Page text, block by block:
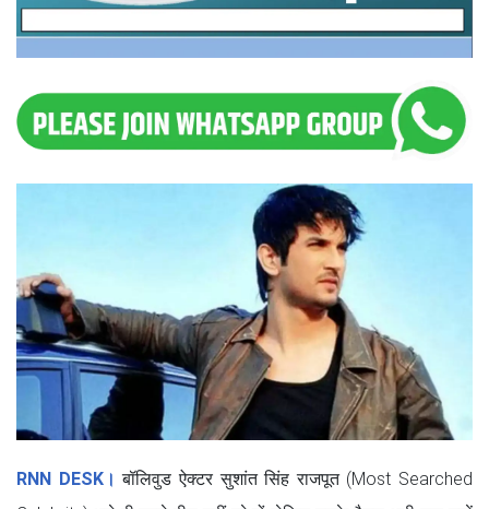
RNN DESK। बॉलिवुड ऐक्टर सुशांत सिंह राजपूत (Most Searched